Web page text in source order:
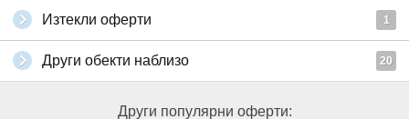
Изтекли оферти 1
Други обекти наблизо 20
Други популярни оферти: